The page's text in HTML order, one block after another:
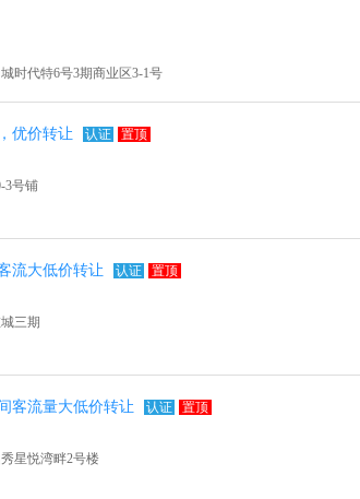
时代特6号3期商业区3-1号
优价转让 认证
置顶
3号铺
流大低价转让 认证
置顶
三期
客流量大低价转让 认证
置顶
星悦湾畔2号楼